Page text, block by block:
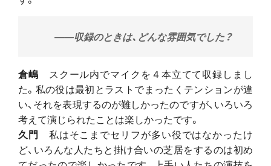
――収録のときは、どんな雰囲気でした？
倉嶋 スクール内でマイクを４本立てて収録しまし
た。私の役は最初とラストでまったくテンションが違
い、それを表現するのが難しかったのですが、いろいろ
考えて演じられたことは楽しかったです。
久門 私はそこまでセリフが多い役ではなかったけ
ど、いろんな人たちと掛け合いの芝居をするのは初め